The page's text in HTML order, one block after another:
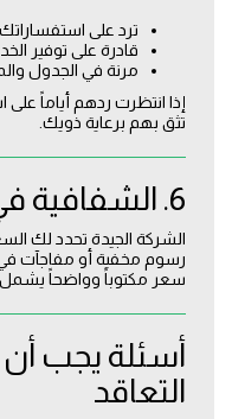
ترد على
قادرة على توفير
مرنة في الجدول
إذا انتظرت ردهم أياماً
تثق بهم برعاية ذويك.
6. الشفافية في التسعير
الشركة الجيدة تحدد لك
رسوم مخفية أو مفاجآت في
سعر مكتوباً وواضحاً
أسئلة يجب
التعاقد